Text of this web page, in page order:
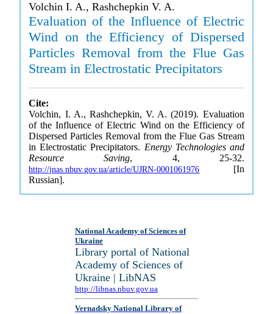
Volchin I. A., Rashchepkin V. A.
Evaluation of the Influence of Electric
Wind on the Efficiency of Dispersed
Particles Removal from the Flue Gas
Stream in Electrostatic Precipitators
Cite:
Volchin, I. A., Rashchepkin, V. A. (2019). Evaluation
of the Influence of Electric Wind on the Efficiency of
Dispersed Particles Removal from the Flue Gas Stream
in Electrostatic Precipitators. Energy Technologies and
Resource Saving, 4, 25-32.
http://jnas.nbuv.gov.ua/article/UJRN-0001061976 [In
Russian].
National Academy of Sciences of
Ukraine
Library portal of National
Academy of Sciences of
Ukraine | LibNAS
http://libnas.nbuv.gov.ua
Vernadsky National Library of